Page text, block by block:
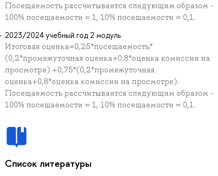
Посещаемость рассчитывается следующим образом -
100% посещаемости = 1, 10% посещаемости = 0,1.
2023/2024 учебный год 2 модуль
Итоговая оценка=0,25*посещаемость*
(0,2*промежуточная оценка+0,8*оценка комиссии на
просмотре) +0,75*(0,2*промежуточная
оценка+0,8*оценка комиссии на просмотре).
Посещаемость рассчитывается следующим образом -
100% посещаемости = 1, 10% посещаемости = 0,1.
Список литературы